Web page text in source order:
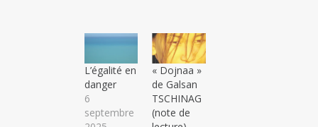
L’égalité en
danger
6
septembre
« Dojnaa »
de Galsan
TSCHINAG
(note de